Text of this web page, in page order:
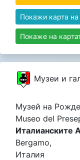
Покажи карта на
Покаже на
Музеи и
Музей на
Museo del
Италианските
Bergamo,
Италия